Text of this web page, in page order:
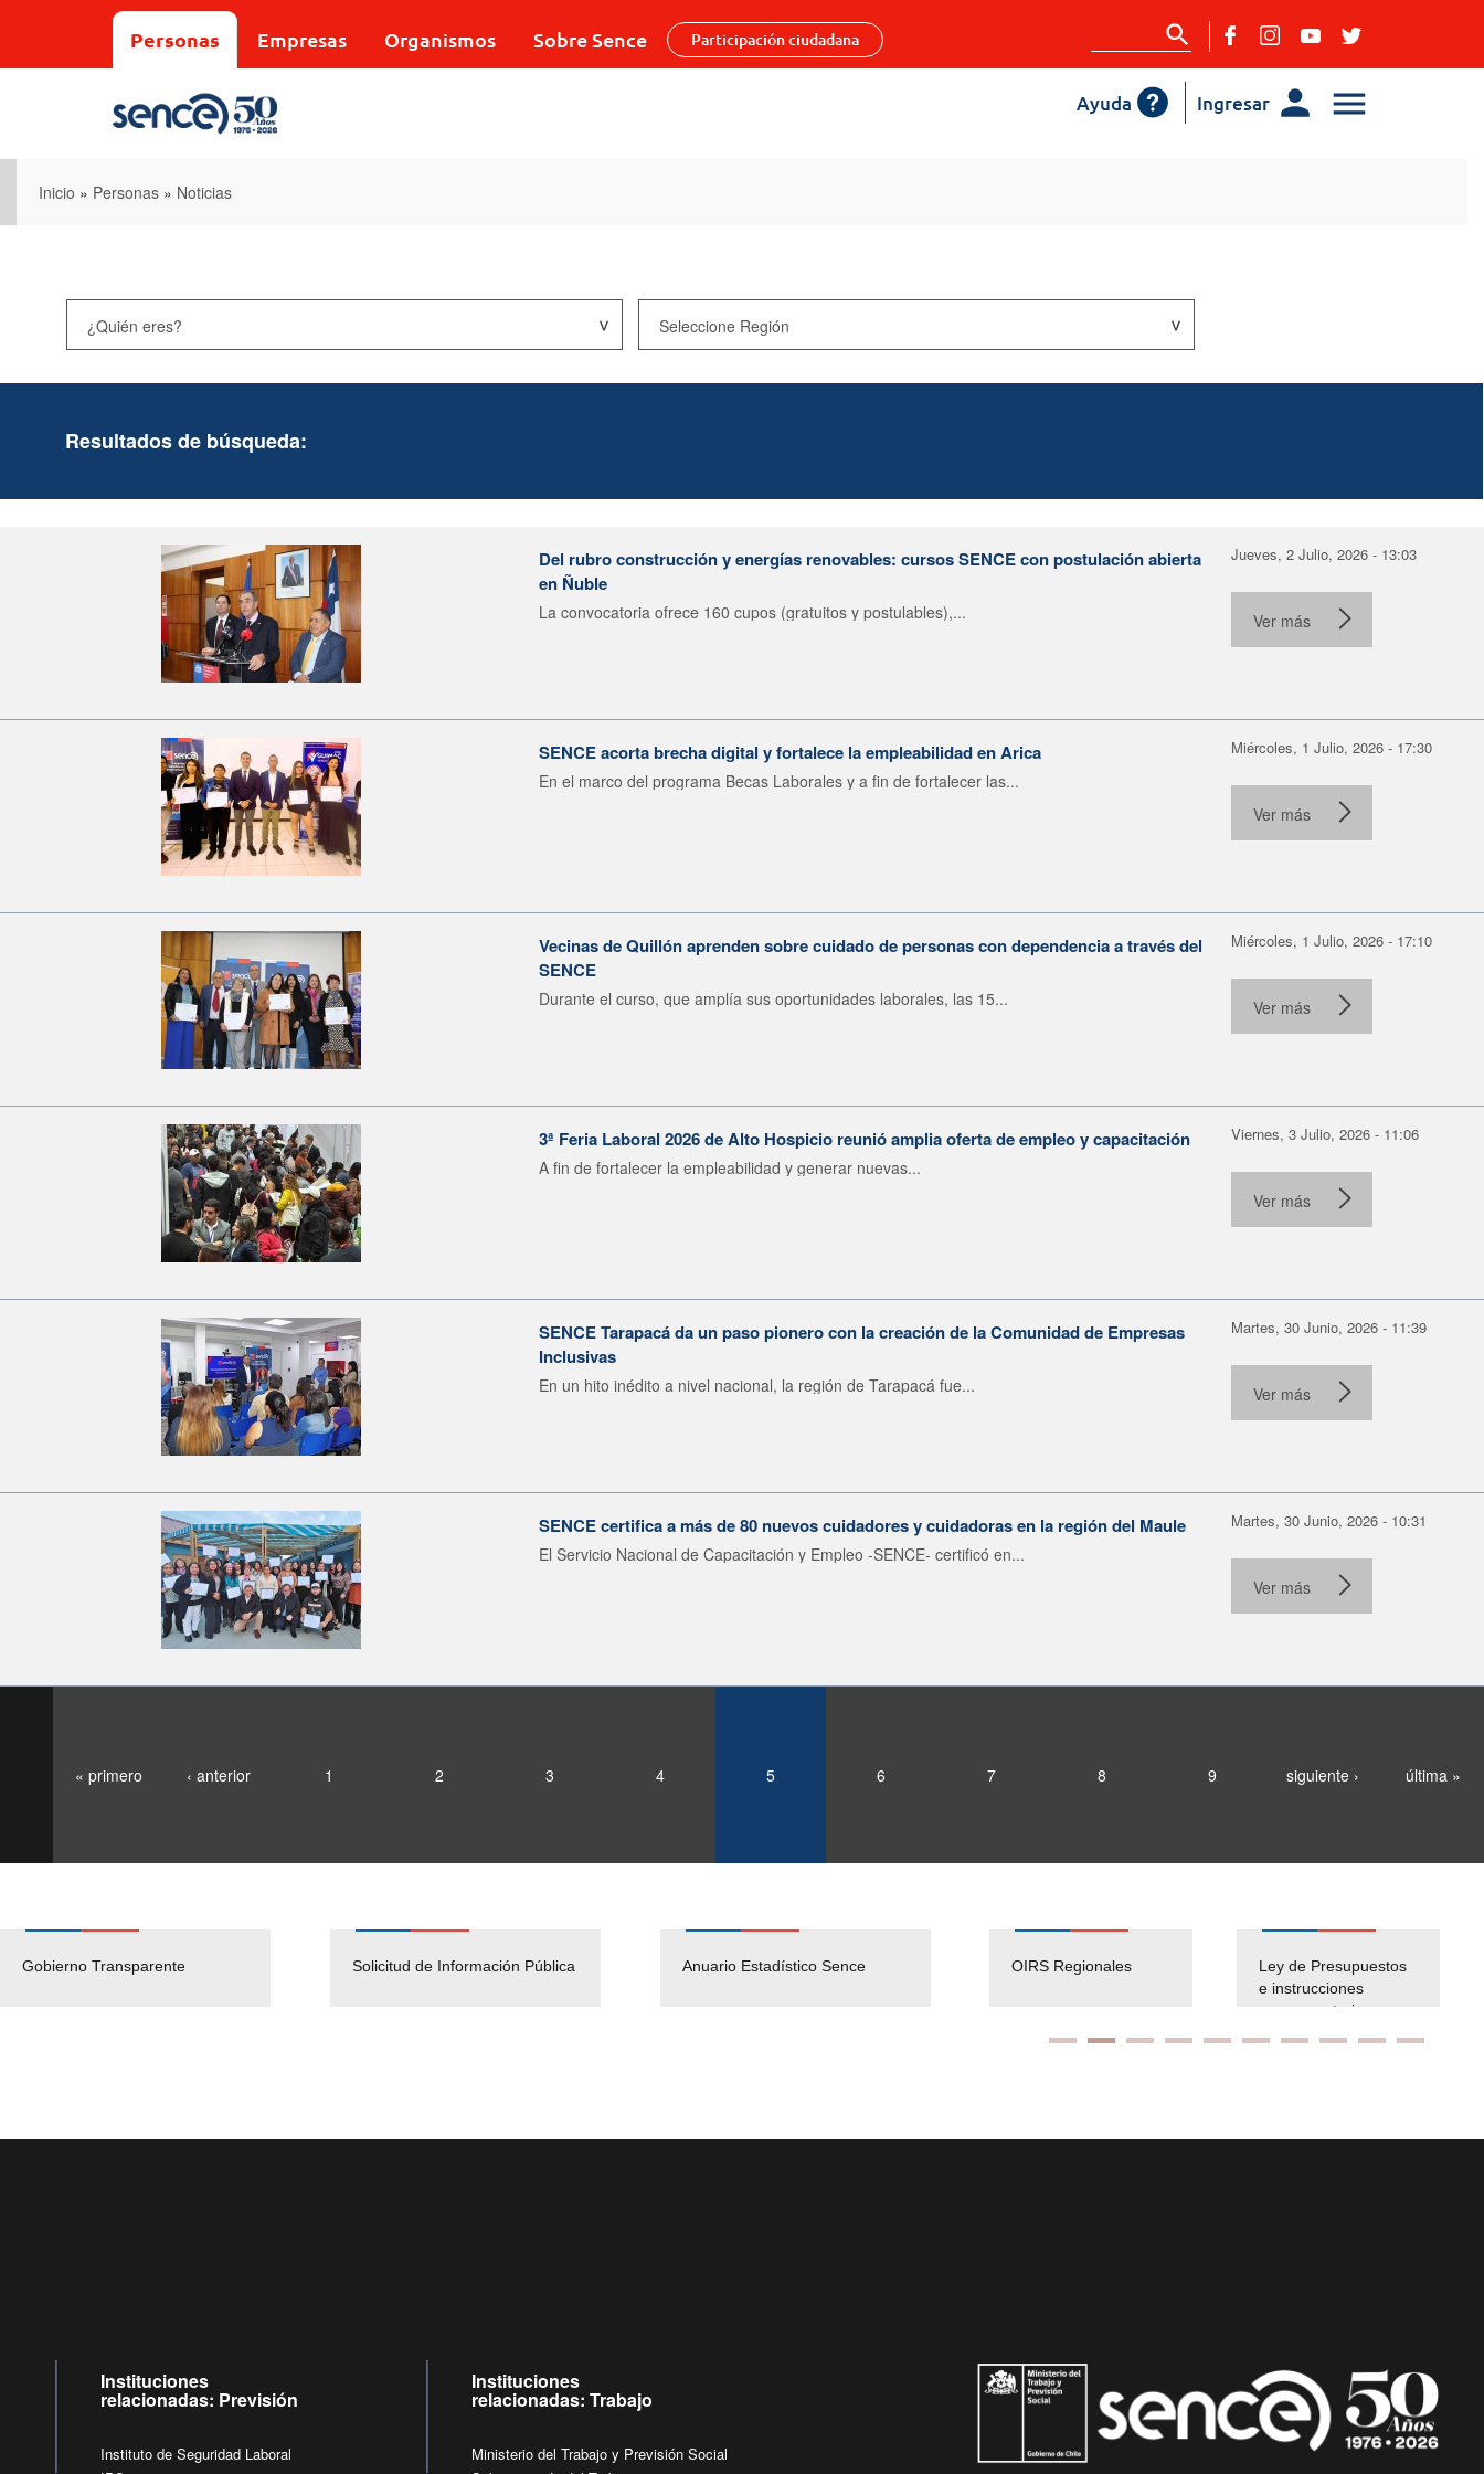
Personas Empresas Organismos Sobre Sence Participación ciudadana
Ingresar
Ayuda
Inicio » Personas » Noticias
Resultados de búsqueda:
Del rubro construcción y energías renovables: cursos SENCE con postulación abierta
en Ñuble
La convocatoria ofrece 160 cupos (gratuitos y postulables),...
Jueves, 2 Julio, 2026 - 13:03
Ver más
SENCE acorta brecha digital y fortalece la empleabilidad en Arica
En el marco del programa Becas Laborales y a fin de fortalecer las...
Miércoles, 1 Julio, 2026 - 17:30
Ver más
Vecinas de Quillón aprenden sobre cuidado de personas con dependencia a través del
SENCE
Durante el curso, que amplía sus oportunidades laborales, las 15...
Miércoles, 1 Julio, 2026 - 17:10
Ver más
3ª Feria Laboral 2026 de Alto Hospicio reunió amplia oferta de empleo y capacitación
A fin de fortalecer la empleabilidad y generar nuevas...
Viernes, 3 Julio, 2026 - 11:06
Ver más
SENCE Tarapacá da un paso pionero con la creación de la Comunidad de Empresas
Inclusivas
En un hito inédito a nivel nacional, la región de Tarapacá fue...
Martes, 30 Junio, 2026 - 11:39
Ver más
SENCE certifica a más de 80 nuevos cuidadores y cuidadoras en la región del Maule
El Servicio Nacional de Capacitación y Empleo -SENCE- certificó en...
Martes, 30 Junio, 2026 - 10:31
Ver más
« primero ‹ anterior 1 2 3 4 5 6 7 8 9 siguiente › última »
Gobierno Transparente Solicitud de Información Pública Anuario Estadístico Sence
Pago Proveedores
Empleos Públicos
Solicitud Audiencias y
OIRS Regionales
Ley de Presupuestos
e instrucciones
presuspuetarias
Instituciones
relacionadas: Previsión
Instituto de Seguridad Laboral
Instituciones
relacionadas: Trabajo
Ministerio del Trabajo y Previsión Social